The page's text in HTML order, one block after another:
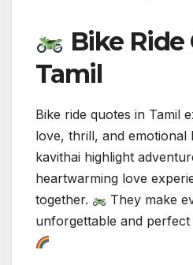
Bike Ride
Tamil
Bike ride quotes in Tamil
love, thrill, and emotional
kavithai highlight
heartwarming love
together.
They make
unforgettable and